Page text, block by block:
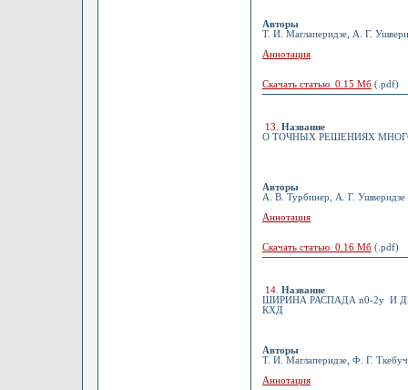
Авторы
Т. И. Маглаперидзе, А. Г.
Аннотация
Скачать статью 0.15 Мб (.pdf)
13
Название
О ТОЧНЫХ РЕШЕНИЯХ
Авторы
А. В. Турбинер, А. Г. Ушверидзе
Аннотация
Скачать статью 0.16 Мб (.pdf)
14 Название
ШИРИНА РАСПАДА n0-2y И
КХД
Авторы
Т. И. Маглаперидзе, Ф. Г.
Аннотация